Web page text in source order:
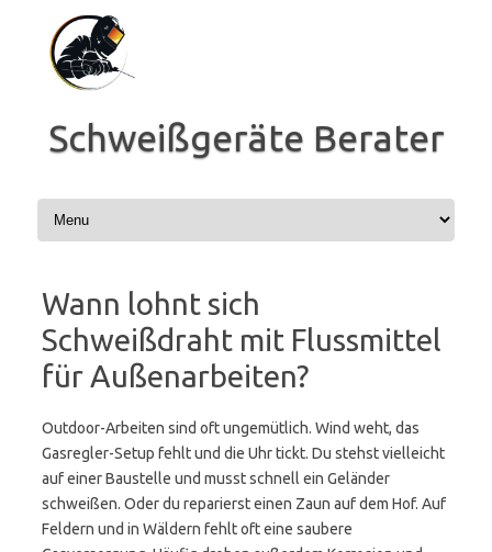
Inhalt
springen
Schweißgeräte Berater
Wann lohnt sich
Schweißdraht mit Flussmittel
für Außenarbeiten?
Outdoor-Arbeiten sind oft ungemütlich. Wind weht, das
Gasregler-Setup fehlt und die Uhr tickt. Du stehst vielleicht
auf einer Baustelle und musst schnell ein Geländer
schweißen. Oder du reparierst einen Zaun auf dem Hof. Auf
Feldern und in Wäldern fehlt oft eine saubere